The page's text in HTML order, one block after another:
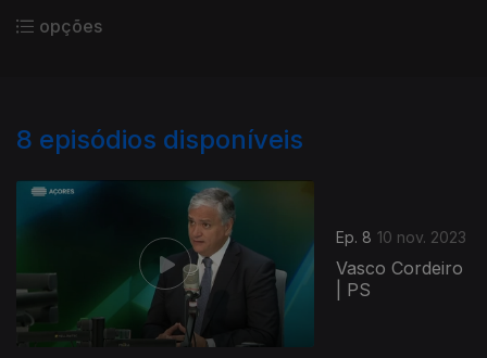
opções
8 episódios disponíveis
Ep. 8 10 nov. 2023
Vasco Cordeiro
| PS